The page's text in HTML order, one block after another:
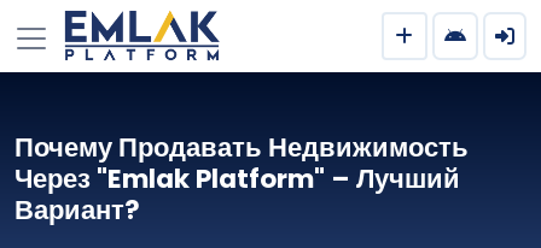
Почему Продавать Недвижимость
Через "Emlak Platform" – Лучший
Вариант?